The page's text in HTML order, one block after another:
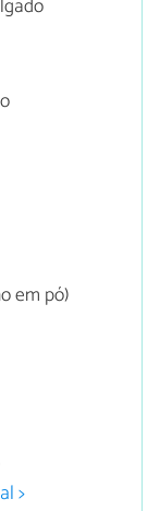
em pó)
>